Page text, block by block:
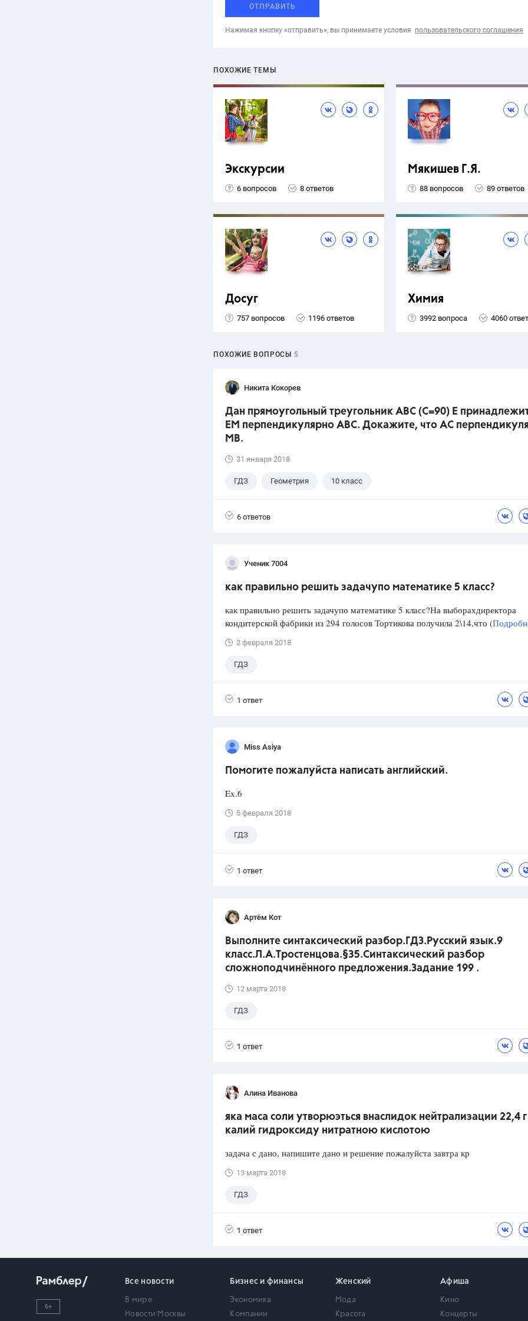
ОТПРАВИТЬ
Нажимая кнопку «отправить», вы принимаете условия пользовательского соглашения
ПОХОЖИЕ ТЕМЫ
Экскурсии
6 вопросов 8 ответов
Мякишев Г.Я.
88 вопросов 89 ответов
Досуг
757 вопросов 1196 ответов
Химия
3992 вопроса 4060
ПОХОЖИЕ ВОПРОСЫ 5
Никита Кокорев
Дан прямоугольный треугольник АВС (С=90) Е
ЕМ перпендикулярно АВС. Докажите, что АС
МВ.
31 января 2018
ГДЗ Геометрия 10 класс
6 ответов
Ученик 7004
как правильно решить задачупо математике 5 класс?
как правильно решить задачупо математике 5 класс?На выборахдиректора
кондитерской фабрики из 294 голосов Тортикова получила 2\14,что (
2 февраля 2018
ГДЗ
1 ответ
Miss Asiya
Помогите пожалуйста написать английский.
Ex.6
5 февраля 2018
ГДЗ
1 ответ
Артём Кот
Выполните синтаксический разбор.ГДЗ.Русский язык.9
класс.Л.А.Тростенцова.§35.Синтаксический разбор
сложноподчинённого предложения.Задание 199 .
12 марта 2018
ГДЗ
1 ответ
Алина Иванова
яка маса соли утворюэться внаслидок нейтрализации 22,4 г
калий гидроксиду нитратною кислотою
задача с дано, напишите дано и решение пожалуйста завтра кр
13 марта 2018
ГДЗ
1 ответ
6+
Все новости
В мире
Новости Москвы
Бизнес и финансы
Экономика
Компании
Женский
Мода
Красота
Афиша
Кино
Концерты